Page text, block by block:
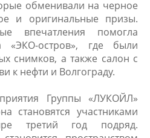
обменивали на черное
и оригинальные призы.
впечатления помогла
«ЭКО-остров», где были
снимков, а также салон с
к нефти и Волгограду.
Группы «ЛУКОЙЛ»
становятся участниками
третий год подряд.